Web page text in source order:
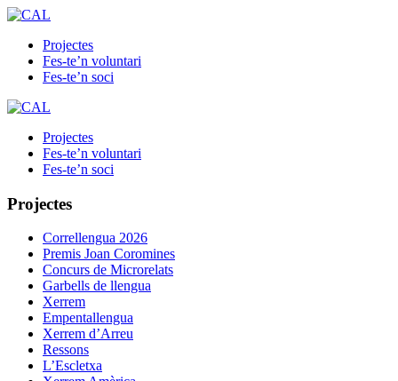
Projectes
Fes-te’n voluntari
Fes-te’n soci
Projectes
Fes-te’n voluntari
Fes-te’n soci
Projectes
Correllengua 2026
Premis Joan Coromines
Concurs de Microrelats
Garbells de llengua
Xerrem
Empentallengua
Xerrem d’Arreu
Ressons
L’Escletxa